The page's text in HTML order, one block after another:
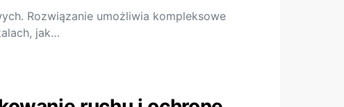
Rozwiązanie umożliwia kompleksowe
jak…